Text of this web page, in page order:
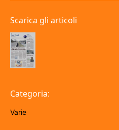
Scarica gli articoli
Categoria:
Varie